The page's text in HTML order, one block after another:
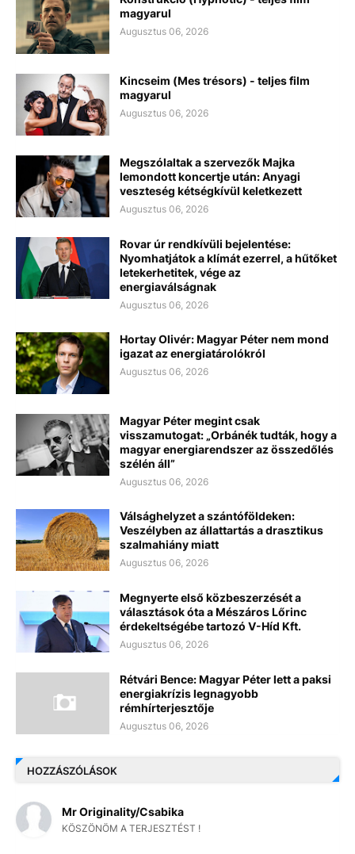
magyarul
Augusztus 06, 2026
Kincseim (Mes trésors) - teljes film
magyarul
Augusztus 06, 2026
Megszólaltak a szervezők Majka
lemondott koncertje után: Anyagi
veszteség kétségkívül keletkezett
Augusztus 06, 2026
Rovar úr rendkívüli bejelentése:
Nyomhatjátok a klímát ezerrel, a hűtőket
letekerhetitek, vége az
energiaválságnak
Augusztus 06, 2026
Hortay Olivér: Magyar Péter nem mond
igazat az energiatárolókról
Augusztus 06, 2026
Magyar Péter megint csak
visszamutogat: „Orbánék tudták, hogy a
magyar energiarendszer az összedőlés
szélén áll”
Augusztus 06, 2026
Válsághelyzet a szántóföldeken:
Veszélyben az állattartás a drasztikus
szalmahiány miatt
Augusztus 06, 2026
Megnyerte első közbeszerzését a
választások óta a Mészáros Lőrinc
érdekeltségébe tartozó V-Híd Kft.
Augusztus 06, 2026
Rétvári Bence: Magyar Péter lett a paksi
energiakrízis legnagyobb
rémhírterjesztője
Augusztus 06, 2026
HOZZÁSZÓLÁSOK
Mr Originality/Csabika
KÖSZÖNÖM A TERJESZTÉST !